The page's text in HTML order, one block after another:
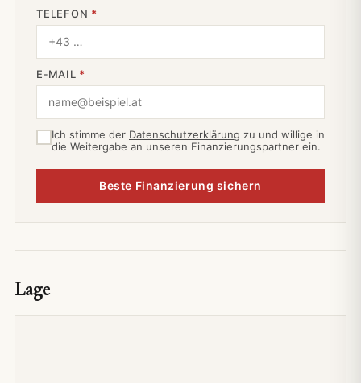
TELEFON *
E‑MAIL *
Ich stimme der Datenschutzerklärung zu und willige in
die Weitergabe an unseren Finanzierungspartner ein.
Beste Finanzierung sichern
Lage